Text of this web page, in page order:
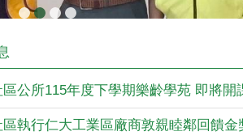
年9月1日起至9月30日止，每日